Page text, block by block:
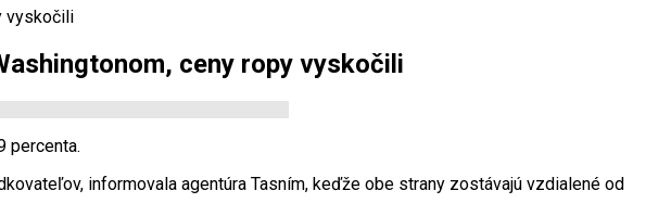
vyskočili
ceny ropy vyskočili
percenta.
informovala agentúra Tasním, keďže obe strany zostávajú vzdialené od